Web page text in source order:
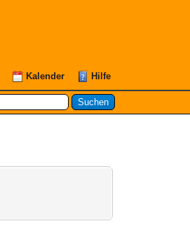
Kalender Hilfe